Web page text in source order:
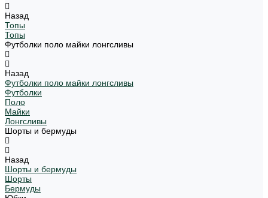
Назад
Топы
Топы
Футболки поло майки лонгсливы
Назад
Футболки поло майки лонгсливы
Футболки
Поло
Майки
Лонгсливы
Шорты и бермуды
Назад
Шорты и бермуды
Шорты
Бермуды